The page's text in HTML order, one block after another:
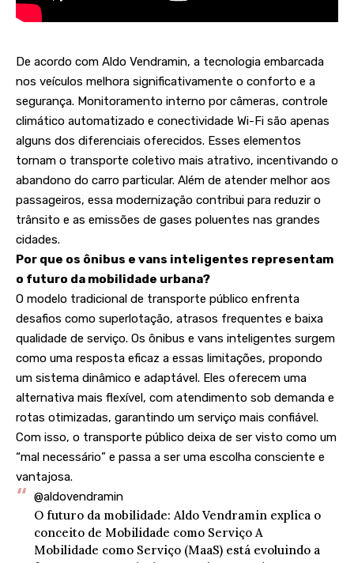
De acordo com Aldo Vendramin, a tecnologia embarcada
nos veículos melhora significativamente o conforto e a
segurança. Monitoramento interno por câmeras, controle
climático automatizado e conectividade Wi-Fi são apenas
alguns dos diferenciais oferecidos. Esses elementos
tornam o transporte coletivo mais atrativo, incentivando o
abandono do carro particular. Além de atender melhor aos
passageiros, essa modernização contribui para reduzir o
trânsito e as emissões de gases poluentes nas grandes
cidades.
Por que os ônibus e vans inteligentes representam
o futuro da mobilidade urbana?
O modelo tradicional de transporte público enfrenta
desafios como superlotação, atrasos frequentes e baixa
qualidade de serviço. Os ônibus e vans inteligentes surgem
como uma resposta eficaz a essas limitações, propondo
um sistema dinâmico e adaptável. Eles oferecem uma
alternativa mais flexível, com atendimento sob demanda e
rotas otimizadas, garantindo um serviço mais confiável.
Com isso, o transporte público deixa de ser visto como um
“mal necessário” e passa a ser uma escolha consciente e
vantajosa.
@aldovendramin
O futuro da mobilidade: Aldo Vendramin explica o
conceito de Mobilidade como Serviço A
Mobilidade como Serviço (MaaS) está evoluindo a